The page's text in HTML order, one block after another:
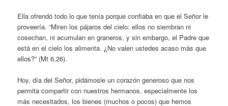
Ella ofrendó todo lo que tenía porque confiaba en que el Señor le
proveería. “Miren los pájaros del cielo: ellos no siembran ni
cosechan, ni acumulan en graneros, y sin embargo, el Padre que
está en el cielo los alimenta. ¿No valen ustedes acaso más que
ellos?” (Mt 6,26).
Hoy, día del Señor, pidámosle un corazón generoso que nos
permita compartir con nuestros hermanos, especialmente los
más necesitados, los bienes (muchos o pocos) que hemos